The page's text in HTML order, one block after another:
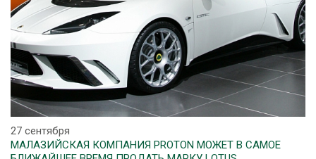
27 сентября
МАЛАЗИЙСКАЯ КОМПАНИЯ PROTON МОЖЕТ В САМОЕ